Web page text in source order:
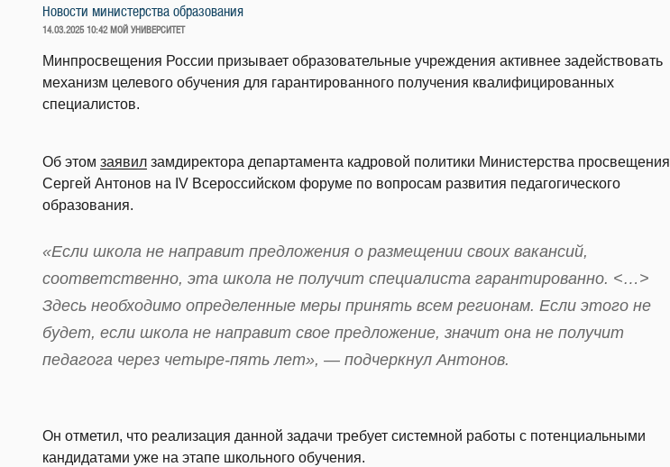
Новости министерства образования
ОПУБЛИКОВАНО
14.03.2025 10:42 МОЙ УНИВЕРСИТЕТ
Минпросвещения России призывает образовательные учреждения активнее задействовать
механизм целевого обучения для гарантированного получения квалифицированных
специалистов.
Об этом заявил замдиректора департамента кадровой политики Министерства просвещения
Сергей Антонов на IV Всероссийском форуме по вопросам развития педагогического
образования.
«Если школа не направит предложения о размещении своих вакансий,
соответственно, эта школа не получит специалиста гарантированно. <…>
Здесь необходимо определенные меры принять всем регионам. Если этого не
будет, если школа не направит свое предложение, значит она не получит
педагога через четыре-пять лет», — подчеркнул Антонов.
Он отметил, что реализация данной задачи требует системной работы с потенциальными
кандидатами уже на этапе школьного обучения.